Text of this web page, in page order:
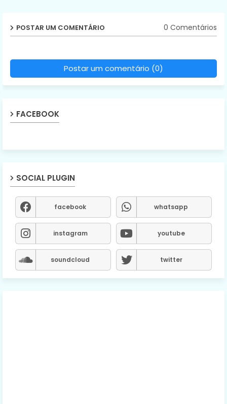
POSTAR UM COMENTÁRIO 0 Comentários
Postar um comentário (0)
FACEBOOK
SOCIAL PLUGIN
facebook whatsapp
instagram youtube
soundcloud twitter